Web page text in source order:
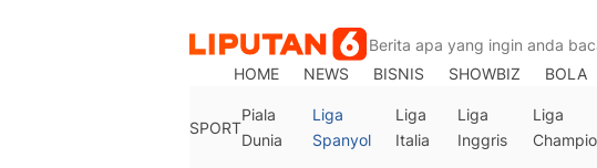
HOME
NEWS BISNIS SHOWBIZ BOLA
SPORT
Piala
Dunia
Liga
Spanyol
Liga
Italia
Liga
Inggris
Liga